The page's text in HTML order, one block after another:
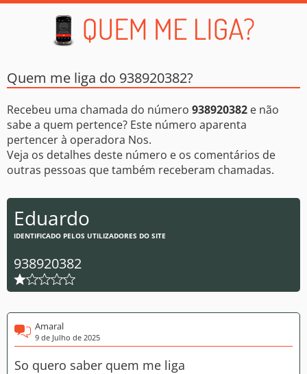
Quem me liga do 938920382?
Recebeu uma chamada do número 938920382 e não
sabe a quem pertence? Este número aparenta
pertencer à operadora Nos.
Veja os detalhes deste número e os comentários de
outras pessoas que também receberam chamadas.
Eduardo
IDENTIFICADO PELOS UTILIZADORES DO SITE
938920382
Amaral
9 de Julho de 2025
So quero saber quem me liga